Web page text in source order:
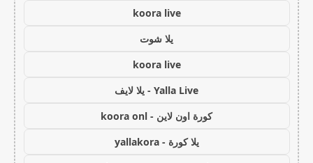
koora live
يلا شوت
koora live
Yalla Live - يلا لايف
كورة اون لاين - koora onl
يلا كورة - yallakora